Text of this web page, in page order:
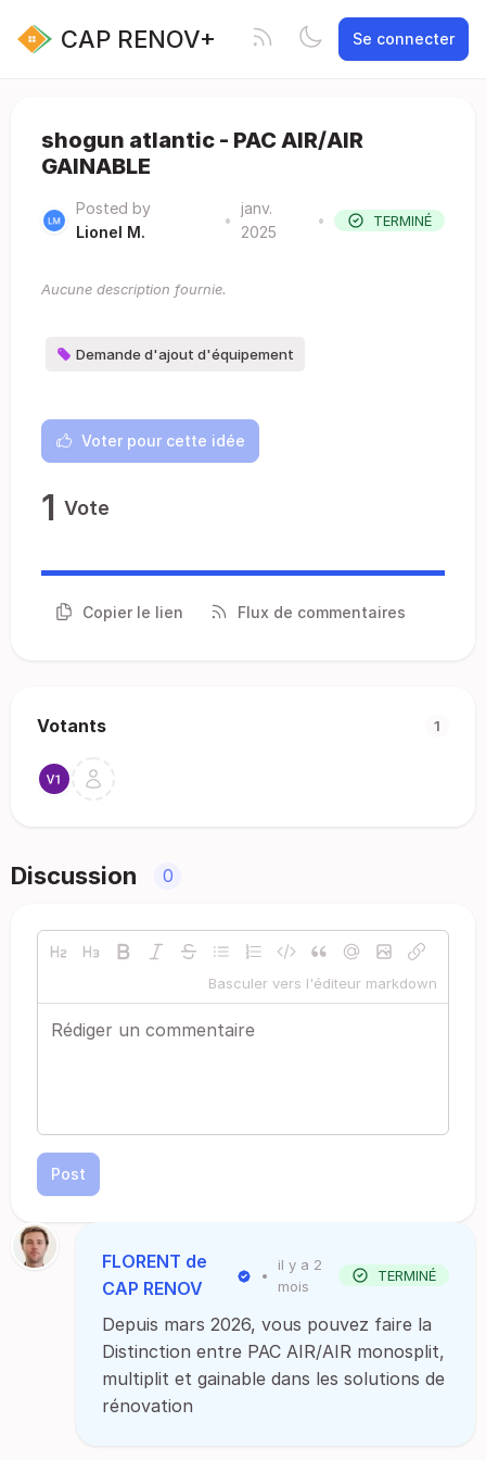
CAP RENOV+ Se connecter
shogun atlantic - PAC AIR/AIR
GAINABLE
Posted by
Lionel M.
•
janv.
2025
• TERMINÉ
Aucune description fournie.
Demande d'ajout d'équipement
Voter pour cette idée
1 Vote
Copier le lien Flux de commentaires
Votants 1
Discussion 0
Basculer vers l'éditeur markdown
Post
FLORENT de
CAP RENOV
•
il y a 2
mois
TERMINÉ
Depuis mars 2026, vous pouvez faire la
Distinction entre PAC AIR/AIR monosplit,
multiplit et gainable dans les solutions de
rénovation